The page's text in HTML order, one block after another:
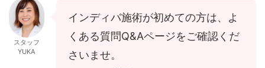
スタッフ
YUKA
インディバ施術が初めての方は、よ
くある質問Q&Aページをご確認くだ
さいませ。